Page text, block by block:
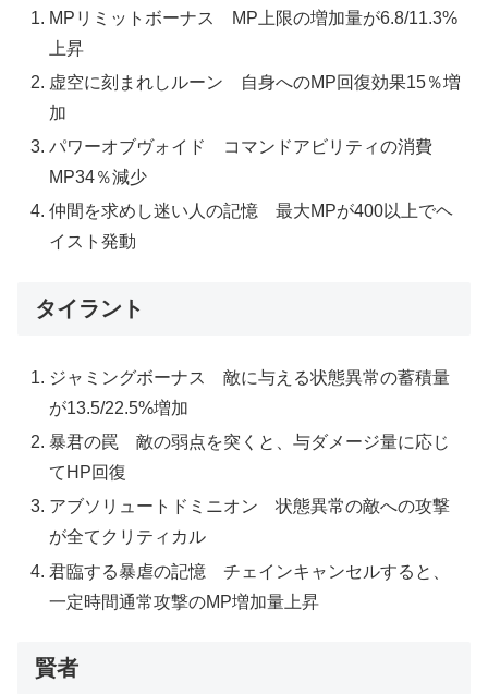
MPリミットボーナス MP上限の増加量が6.8/11.3%
上昇
虚空に刻まれしルーン 自身へのMP回復効果15％増
加
パワーオブヴォイド コマンドアビリティの消費
MP34％減少
仲間を求めし迷い人の記憶 最大MPが400以上でヘ
イスト発動
タイラント
ジャミングボーナス 敵に与える状態異常の蓄積量
が13.5/22.5%増加
暴君の罠 敵の弱点を突くと、与ダメージ量に応じ
てHP回復
アブソリュートドミニオン 状態異常の敵への攻撃
が全てクリティカル
君臨する暴虐の記憶 チェインキャンセルすると、
一定時間通常攻撃のMP増加量上昇
賢者